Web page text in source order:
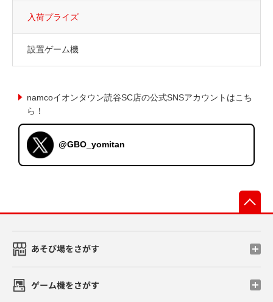
入荷プライズ
設置ゲーム機
namcoイオンタウン読谷SC店の公式SNSアカウントはこち
ら！
@GBO_yomitan
あそび場をさがす
ゲーム機をさがす